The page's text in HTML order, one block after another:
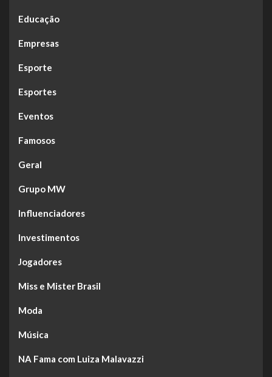
Educação
Empresas
Esporte
Esportes
Eventos
Famosos
Geral
Grupo MW
Influenciadores
Investimentos
Jogadores
Miss e Mister Brasil
Moda
Música
NA Fama com Luiza Malavazzi